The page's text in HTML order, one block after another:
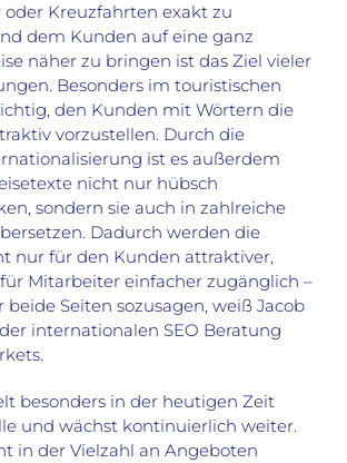
oder Kreuzfahrten exakt zu
dem Kunden auf eine ganz
näher zu bringen ist das Ziel vieler
Besonders im touristischen
den Kunden mit Wörtern die
vorzustellen. Durch die
ist es außerdem
nicht nur hübsch
sondern sie auch in zahlreiche
Dadurch werden die
nur für den Kunden attraktiver,
Mitarbeiter einfacher zugänglich –
Seiten sozusagen, weiß Jacob
internationalen SEO Beratung
besonders in der heutigen Zeit
und wächst kontinuierlich weiter.
in der Vielzahl an Angeboten